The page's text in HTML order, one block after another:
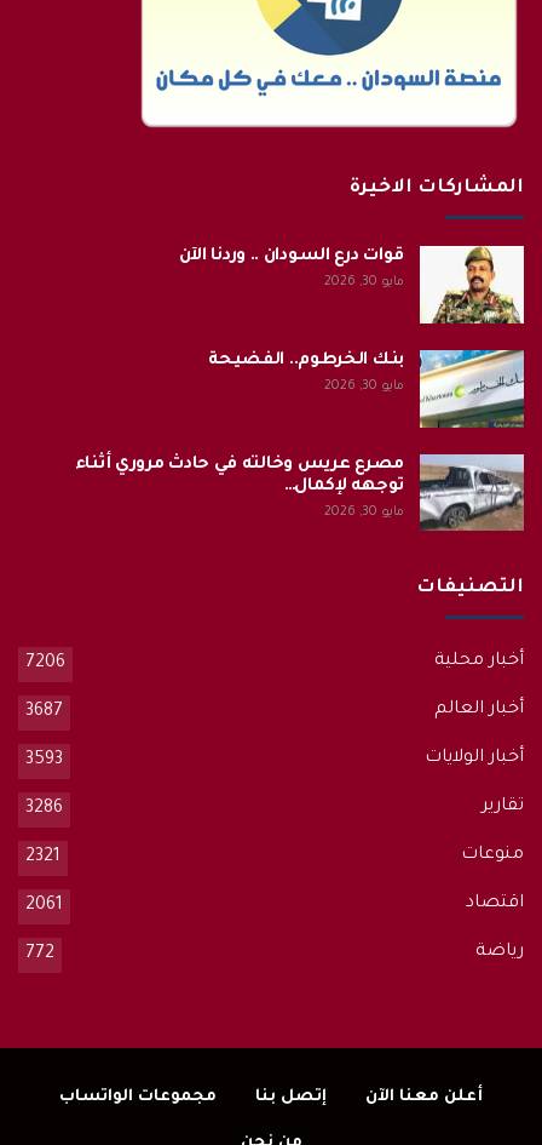
المشاركات الاخيرة
قوات درع السودان .. وردنا الآن
مايو 30, 2026
بنك الخرطوم.. الفضيحة
مايو 30, 2026
مصرع عريس وخالته في حادث مروري أثناء
توجهه لإكمال…
مايو 30, 2026
التصنيفات
أخبار محلية 7206
أخبار العالم 3687
أخبار الولايات 3593
تقارير 3286
منوعات 2321
اقتصاد 2061
رياضة 772
أعلن معنا الآن إتصل بنا مجموعات الواتساب